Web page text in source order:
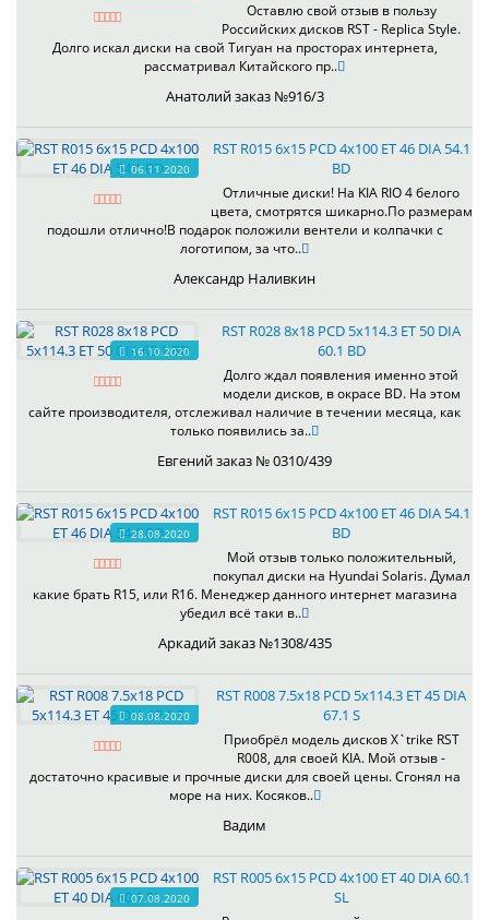
Оставлю свой отзыв в пользу
Российских дисков RST - Replica Style.
Долго искал диски на свой Тигуан на просторах интернета,
рассматривал Китайского пр..
Анатолий заказ №916/3
06.11.2020
RST R015 6x15 PCD 4x100 ET 46 DIA 54.1
BD
Отличные диски! На KIA RIO 4 белого
цвета, смотрятся шикарно.По размерам
подошли отлично!В подарок положили вентели и колпачки с
логотипом, за что..
Александр Наливкин
16.10.2020
RST R028 8x18 PCD 5x114.3 ET 50 DIA
60.1 BD
Долго ждал появления именно этой
модели дисков, в окрасе BD. На этом
сайте производителя, отслеживал наличие в течении месяца, как
только появились за..
Евгений заказ № 0310/439
28.08.2020
RST R015 6x15 PCD 4x100 ET 46 DIA 54.1
BD
Мой отзыв только положительный,
покупал диски на Hyundai Solaris. Думал
какие брать R15, или R16. Менеджер данного интернет магазина
убедил всё таки в..
Аркадий заказ №1308/435
08.08.2020
RST R008 7.5x18 PCD 5x114.3 ET 45 DIA
67.1 S
Приобрёл модель дисков X`trike RST
R008, для своей KIA. Мой отзыв -
достаточно красивые и прочные диски для своей цены. Сгонял на
море на них. Косяков..
Вадим
07.08.2020
RST R005 6x15 PCD 4x100 ET 40 DIA 60.1
SL